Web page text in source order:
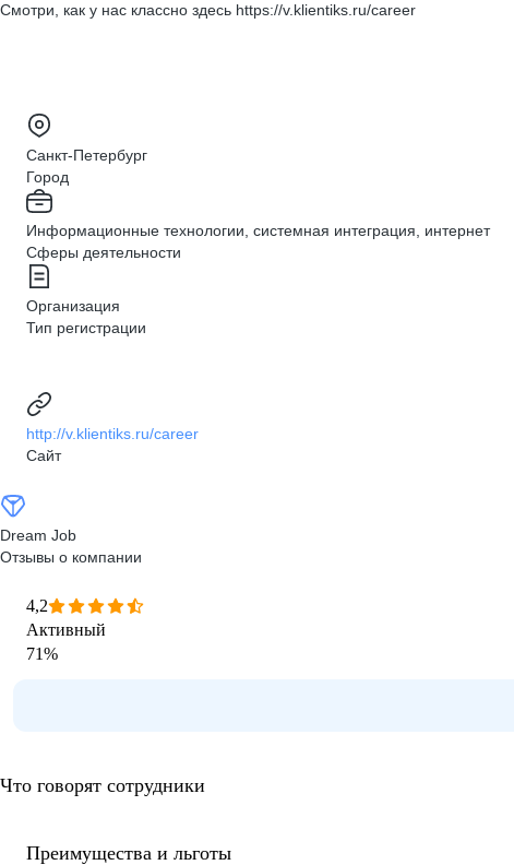
Смотри, как у нас классно здесь https://v.klientiks.ru/career
Санкт-Петербург
Город
Информационные технологии, системная интеграция, интернет
Сферы деятельности
Организация
Тип регистрации
http://v.klientiks.ru/career
Сайт
Dream Job
Отзывы о компании
4,2
Активный
71%
Что говорят сотрудники
Преимущества и льготы